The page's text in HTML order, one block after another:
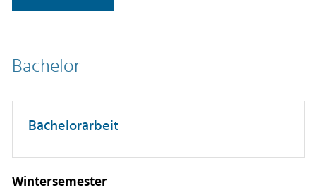
Bachelor
Bachelorarbeit
Wintersemester